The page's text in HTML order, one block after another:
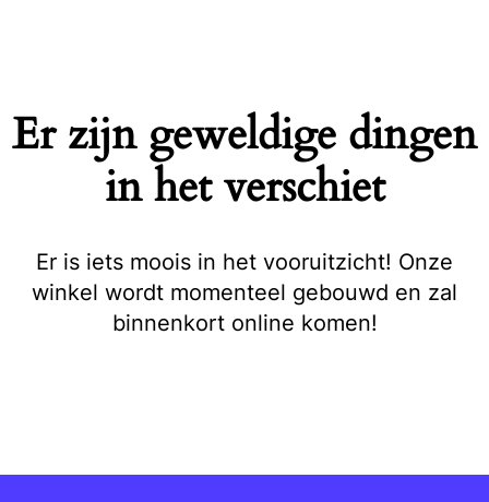
Er zijn geweldige dingen
in het verschiet
Er is iets moois in het vooruitzicht! Onze
winkel wordt momenteel gebouwd en zal
binnenkort online komen!